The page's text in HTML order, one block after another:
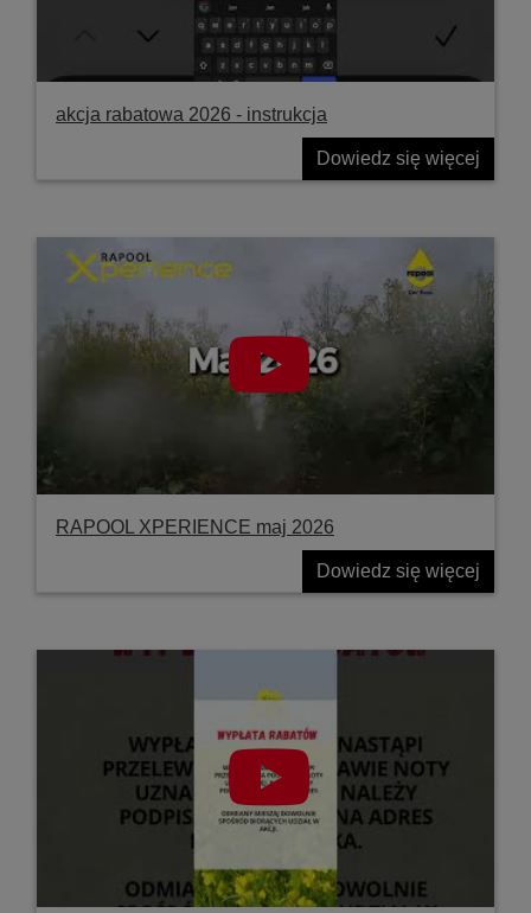
akcja rabatowa 2026 - instrukcja
Dowiedz się więcej
RAPOOL XPERIENCE maj 2026
Dowiedz się więcej